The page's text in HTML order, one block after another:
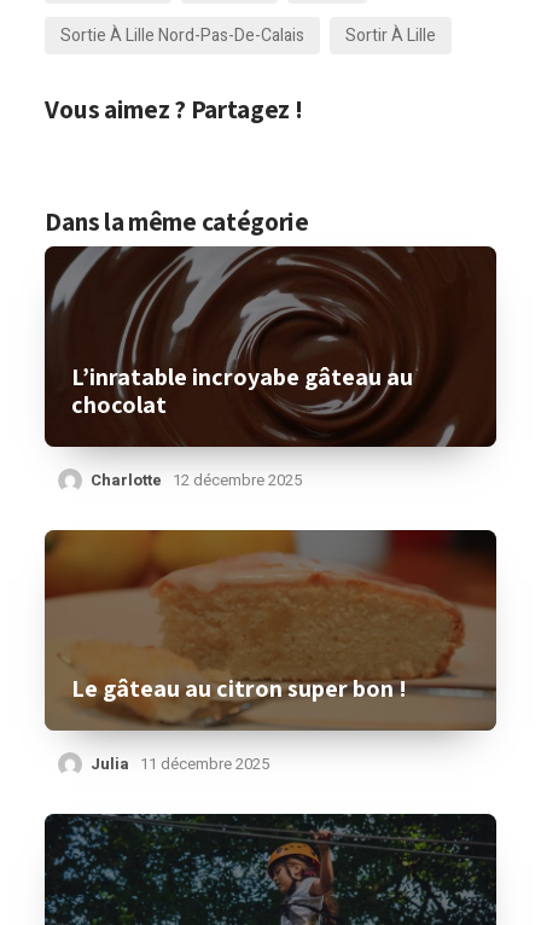
Sortie À Lille Nord-Pas-De-Calais Sortir À Lille
Vous aimez ? Partagez !
Dans la même catégorie
L’inratable incroyabe gâteau au
chocolat
Charlotte 12 décembre 2025
Le gâteau au citron super bon !
Julia 11 décembre 2025